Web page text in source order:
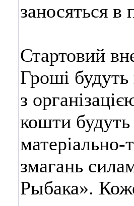
заносяться в
Стартовий
Гроші будуть
з
кошти будуть
матеріально-
змагань
Рыбака».